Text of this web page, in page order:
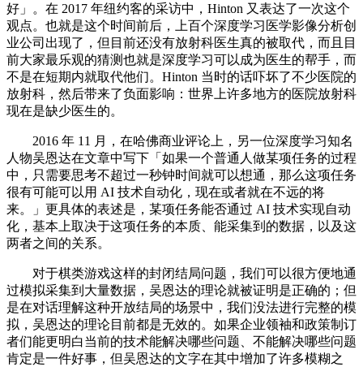
好」。在 2017 年纽约客的采访中，Hinton 又表达了一次这个
观点。也就是这个时间前后，上百个深度学习医学影像分析创
业公司出现了，但目前还没有放射科医生真的被取代，而且目
前大家最乐观的猜测也就是深度学习可以成为医生的帮手，而
不是在短期内就取代他们。Hinton 当时的话吓坏了不少医院的
放射科，然后带来了负面影响：世界上许多地方的医院放射科
现在是缺少医生的。
2016 年 11 月，在哈佛商业评论上，另一位深度学习知名
人物吴恩达在文章中写下「如果一个普通人做某项任务的过程
中，只需要思考不超过一秒钟时间就可以想通，那么这项任务
很有可能可以用 AI 技术自动化，现在或者就在不远的将
来。」更具体的表述是，某项任务能否通过 AI 技术实现自动
化，基本上取决于这项任务的本质、能采集到的数据，以及这
两者之间的关系。
对于棋类游戏这样的封闭结局问题，我们可以很方便地通
过模拟采集到大量数据，吴恩达的理论就被证明是正确的；但
是在对话理解这种开放结局的场景中，我们没法进行完整的模
拟，吴恩达的理论目前都是无效的。如果企业领袖和政策制订
者们能更明白当前的技术能解决哪些问题、不能解决哪些问题
肯定是一件好事，但吴恩达的文字在其中增加了许多模糊之